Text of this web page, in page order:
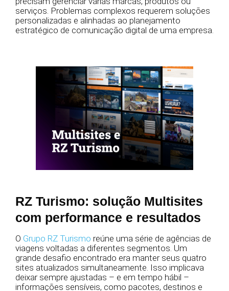
serviços. Problemas complexos requerem soluções
personalizadas e alinhadas ao planejamento
estratégico de comunicação digital de uma empresa.
RZ Turismo: solução Multisites
com performance e resultados
O Grupo RZ Turismo reúne uma série de agências de
viagens voltadas a diferentes segmentos. Um
grande desafio encontrado era manter seus quatro
sites atualizados simultaneamente. Isso implicava
deixar sempre ajustadas – e em tempo hábil –
informações sensíveis, como pacotes, destinos e